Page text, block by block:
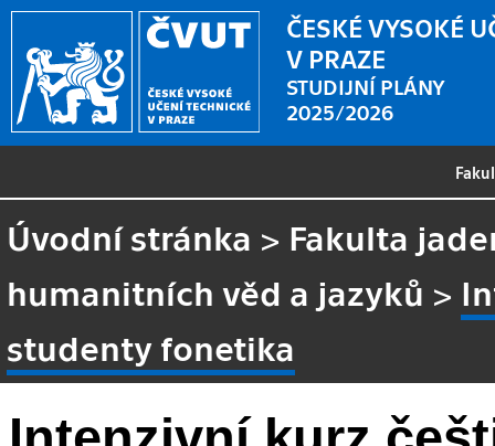
ČESKÉ VYSOKÉ
V PRAZE
STUDIJNÍ PLÁNY
2025/2026
Úvodní stránka > Fakulta
humanitních věd a jazyků >
studenty fonetika